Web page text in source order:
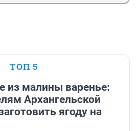
ТОП 5
из малины варенье:
Архангельской
ягоду на